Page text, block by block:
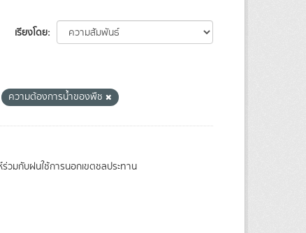
เรียงโดย
ความต้องการน้ำของพืช
มกับฝนใช้การนอกเขตชลประทาน